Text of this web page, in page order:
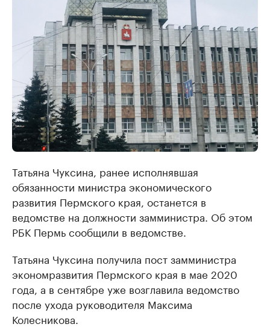
Татьяна Чуксина, ранее исполнявшая
обязанности министра экономического
развития Пермского края, останется в
ведомстве на должности замминистра. Об этом
РБК Пермь сообщили в ведомстве.
Татьяна Чуксина получила пост замминистра
экономразвития Пермского края в мае 2020
года, а в сентябре уже возглавила ведомство
после ухода руководителя Максима
Колесникова.